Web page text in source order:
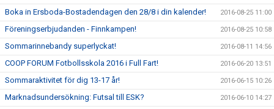
Boka in Ersboda-Bostadendagen den 28/8 i din kalender! 2016-08-25 11:00
Föreningserbjudanden - Finnkampen! 2016-08-25 10:58
Sommarinnebandy superlyckat! 2016-08-11 14:56
COOP FORUM Fotbollsskola 2016 i Full Fart! 2016-06-20 13:51
Sommaraktivitet för dig 13-17 år! 2016-06-15 10:26
Marknadsundersökning: Futsal till ESK? 2016-06-10 14:27